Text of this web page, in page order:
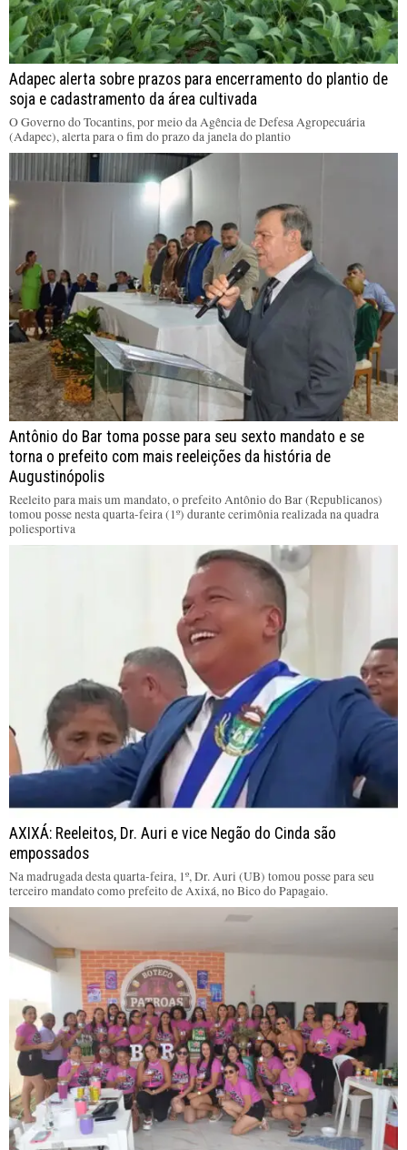
Adapec alerta sobre prazos para encerramento do plantio de
soja e cadastramento da área cultivada
O Governo do Tocantins, por meio da Agência de Defesa Agropecuária
(Adapec), alerta para o fim do prazo da janela do plantio
Antônio do Bar toma posse para seu sexto mandato e se
torna o prefeito com mais reeleições da história de
Augustinópolis
Reeleito para mais um mandato, o prefeito Antônio do Bar (Republicanos)
tomou posse nesta quarta-feira (1º) durante cerimônia realizada na quadra
poliesportiva
AXIXÁ: Reeleitos, Dr. Auri e vice Negão do Cinda são
empossados
Na madrugada desta quarta-feira, 1º, Dr. Auri (UB) tomou posse para seu
terceiro mandato como prefeito de Axixá, no Bico do Papagaio.